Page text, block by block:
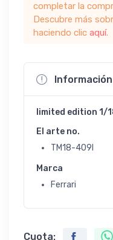
completar la
Descubre más
haciendo clic aquí.
limited edition 1/
El arte no.
TM18-409I
Marca
Ferrari
Cuota: